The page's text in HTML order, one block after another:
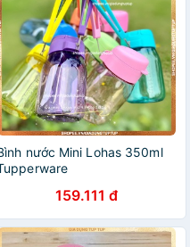
nước Mini Lohas 350ml
159.111 đ